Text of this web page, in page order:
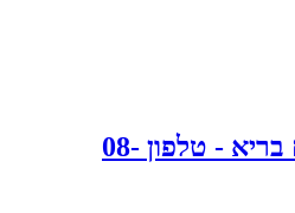
מרכז ידע לאורח חיים בריא - טלפון 08-